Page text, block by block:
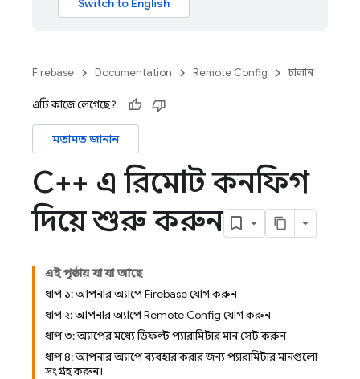
Firebase Documentation Remote Config চালান
এটি কাজে লেগেছে?
মতামত জানান
C++ এ রিমোট কনফিগ
দিয়ে শুরু করুন
এই পৃষ্ঠায় যা যা আছে
ধাপ ১: আপনার অ্যাপে Firebase যোগ করুন
ধাপ ২: আপনার অ্যাপে Remote Config যোগ করুন
ধাপ ৩: অ্যাপের মধ্যে ডিফল্ট প্যারামিটার মান সেট করুন
ধাপ ৪: আপনার অ্যাপে ব্যবহার করার জন্য প্যারামিটার মানগুলো
সংগ্রহ করুন।